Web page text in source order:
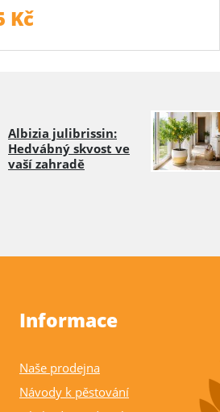
Kč
Albizia julibrissin:
Hedvábný skvost ve
vaší zahradě
Informace
Naše prodejna
Návody k pěstování